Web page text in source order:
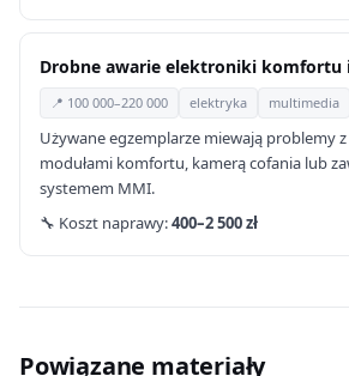
Drobne awarie elektroniki komfortu
📍 100 000–220 000 elektryka multimedia
Używane egzemplarze miewają problemy
modułami komfortu, kamerą cofania lub
systemem MMI.
🔧 Koszt naprawy:400–2 500 zł
Powiązane materiały